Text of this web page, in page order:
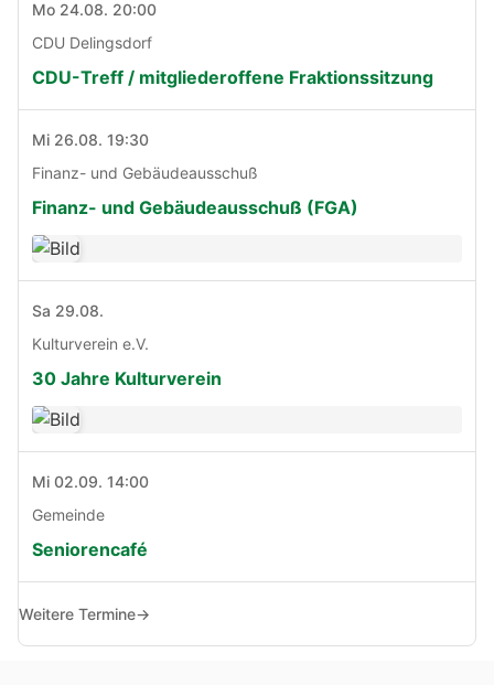
Mo 24.08. 20:00
CDU Delingsdorf
CDU-Treff / mitgliederoffene Fraktionssitzung
Mi 26.08. 19:30
Finanz- und Gebäudeausschuß
Finanz- und Gebäudeausschuß (FGA)
Sa 29.08.
Kulturverein e.V.
30 Jahre Kulturverein
Mi 02.09. 14:00
Gemeinde
Seniorencafé
Weitere Termine→